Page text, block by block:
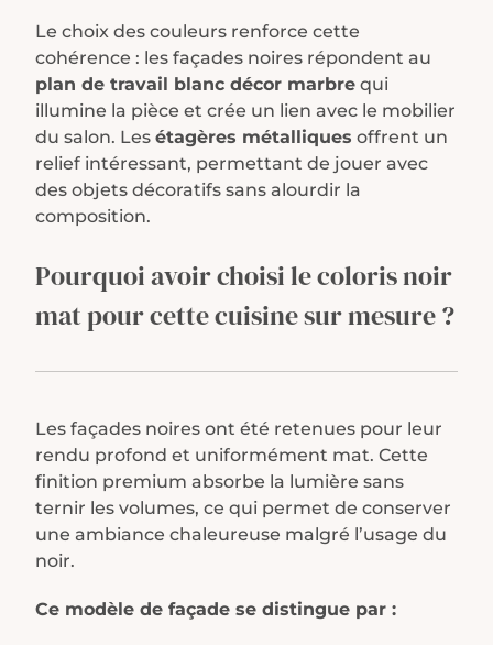
Le choix des couleurs renforce cette
cohérence : les façades noires répondent au
plan de travail blanc décor marbre qui
illumine la pièce et crée un lien avec le mobilier
du salon. Les étagères métalliques offrent un
relief intéressant, permettant de jouer avec
des objets décoratifs sans alourdir la
composition.
Pourquoi avoir choisi le coloris noir
mat pour cette cuisine sur mesure ?
Les façades noires ont été retenues pour leur
rendu profond et uniformément mat. Cette
finition premium absorbe la lumière sans
ternir les volumes, ce qui permet de conserver
une ambiance chaleureuse malgré l’usage du
noir.
Ce modèle de façade se distingue par :